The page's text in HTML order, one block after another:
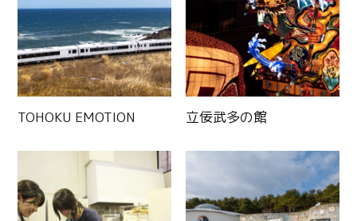
TOHOKU EMOTION 立佞武多の館